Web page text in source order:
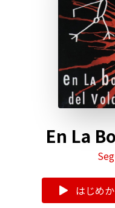
En La
はじめ